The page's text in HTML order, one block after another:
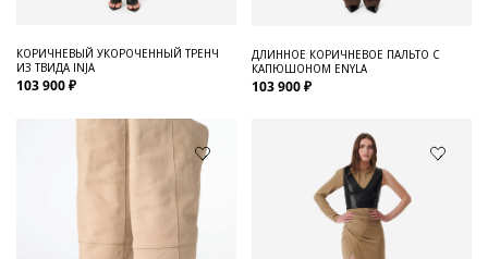
КОРИЧНЕВЫЙ УКОРОЧЕННЫЙ ТРЕНЧ
ИЗ ТВИДА INJA
103 900 ₽
ДЛИННОЕ КОРИЧНЕВОЕ ПАЛЬТО С
КАПЮШОНОМ ENYLA
103 900 ₽